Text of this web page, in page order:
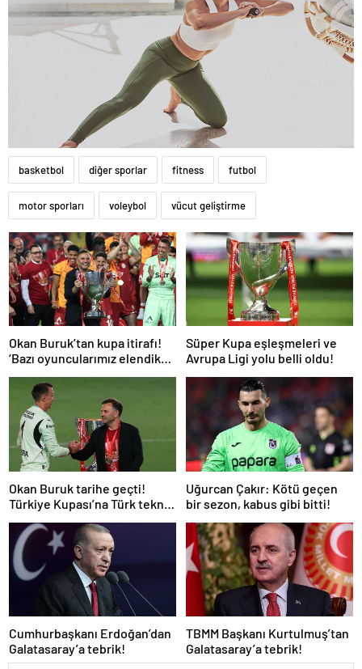
basketbol diğer sporlar fitness futbol
motor sporları voleybol vücut geliştirme
Okan Buruk’tan kupa itirafı!
‘Bazı oyuncularımız elendik
diye düşündü’
Süper Kupa eşleşmeleri ve
Avrupa Ligi yolu belli oldu!
Okan Buruk tarihe geçti!
Türkiye Kupası’na Türk teknik
adam damgası
Uğurcan Çakır: Kötü geçen
bir sezon, kabus gibi bitti!
Cumhurbaşkanı Erdoğan’dan
Galatasaray’a tebrik!
TBMM Başkanı Kurtulmuş’tan
Galatasaray’a tebrik!